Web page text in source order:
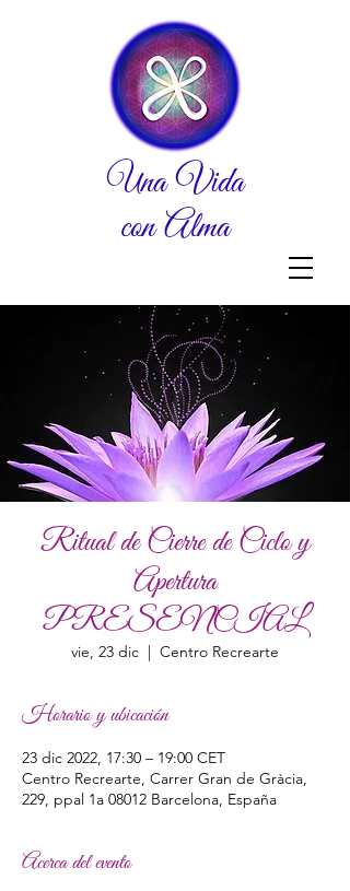
Una Vida
con Alma
Ritual de Cierre de Ciclo y
Apertura
PRESENCIAL
vie, 23 dic
  |
Centro Recrearte
Horario y ubicación
23 dic 2022, 17:30 – 19:00 CET
Centro Recrearte, Carrer Gran de Gràcia,
229, ppal 1a 08012 Barcelona, España
Acerca del evento